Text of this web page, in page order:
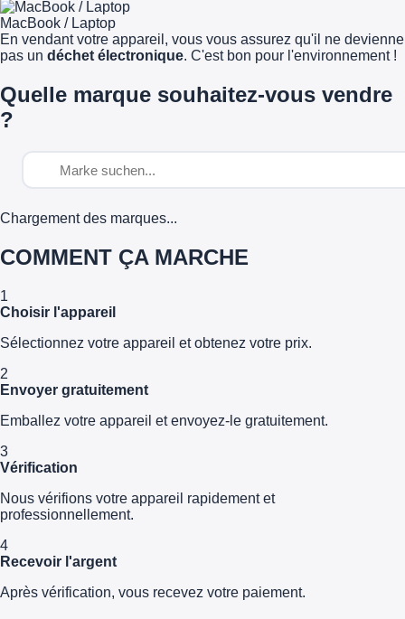
MacBook / Laptop
En vendant votre appareil, vous vous assurez qu'il ne devienne
pas un déchet électronique. C'est bon pour l'environnement !
Quelle marque souhaitez-vous vendre
?
Chargement des marques...
COMMENT ÇA MARCHE
1
Choisir l'appareil
Sélectionnez votre appareil et obtenez votre prix.
2
Envoyer gratuitement
Emballez votre appareil et envoyez-le gratuitement.
3
Vérification
Nous vérifions votre appareil rapidement et
professionnellement.
4
Recevoir l'argent
Après vérification, vous recevez votre paiement.